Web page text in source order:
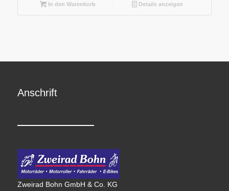
In den Warenkorb Details anzeigen
Anschrift
Zweirad Bohn GmbH & Co. KG